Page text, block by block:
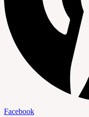
Facebook